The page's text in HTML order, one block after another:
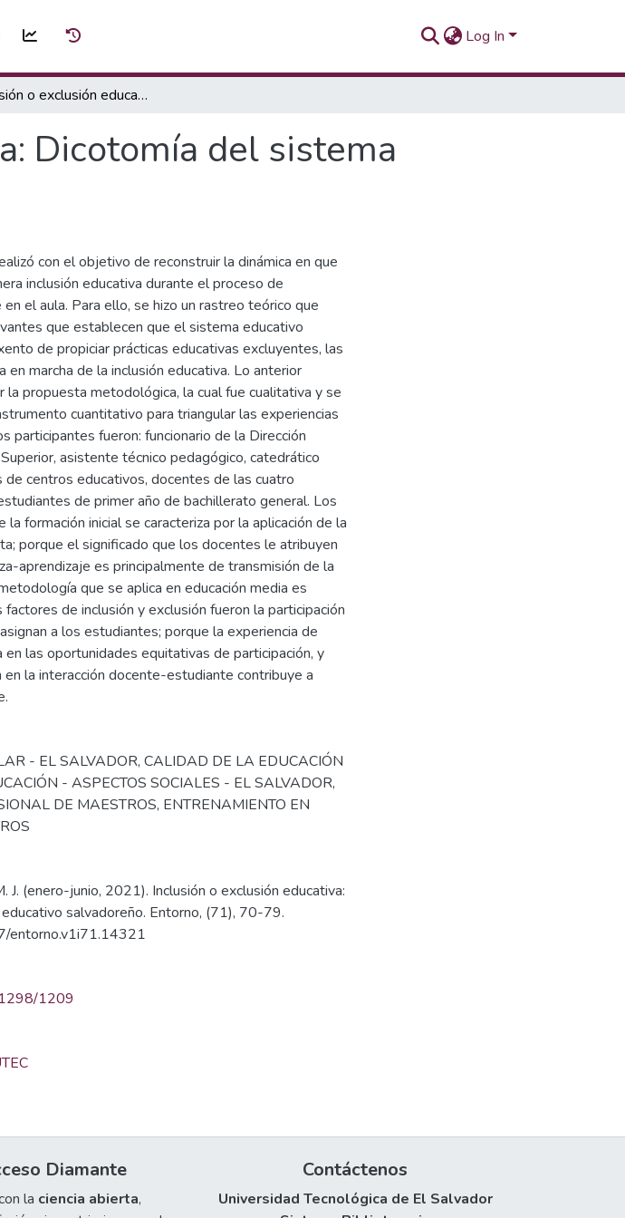
Log In
Inclusión o exclusión educativa: Dicotomía del sistema educativo salvadoreño
Dicotomía del sistema
con el objetivo de reconstruir la dinámica en que
inclusión educativa durante el proceso de
el aula. Para ello, se hizo un rastreo teórico que
que establecen que el sistema educativo
de propiciar prácticas educativas excluyentes, las
en marcha de la inclusión educativa. Lo anterior
la propuesta metodológica, la cual fue cualitativa y se
cuantitativo para triangular las experiencias
participantes fueron: funcionario de la Dirección
asistente técnico pedagógico, catedrático
de centros educativos, docentes de las cuatro
de primer año de bachillerato general. Los
la formación inicial se caracteriza por la aplicación de la
porque el significado que los docentes le atribuyen
aprendizaje es principalmente de transmisión de la
que se aplica en educación media es
de inclusión y exclusión fueron la participación
a los estudiantes; porque la experiencia de
en las oportunidades equitativas de participación, y
en la interacción docente-estudiante contribuye a
- EL SALVADOR, CALIDAD DE LA EDUCACIÓN
- ASPECTOS SOCIALES - EL SALVADOR,
DE MAESTROS, ENTRENAMIENTO EN
J. (enero-junio, 2021). Inclusión o exclusión educativa:
salvadoreño. Entorno, (71), 70-79.
entorno.v1i71.14321
1209
Diamante
la ciencia abierta,
Contáctenos
Universidad Tecnológica de El Salvador